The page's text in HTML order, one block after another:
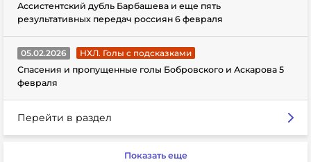
Ассистентский дубль Барбашева и еще пять
результативных передач россиян 6 февраля
05.02.2026
НХЛ. Голы с подсказками
Спасения и пропущенные голы Бобровского и Аскарова 5
февраля
Перейти в раздел
Показать еще